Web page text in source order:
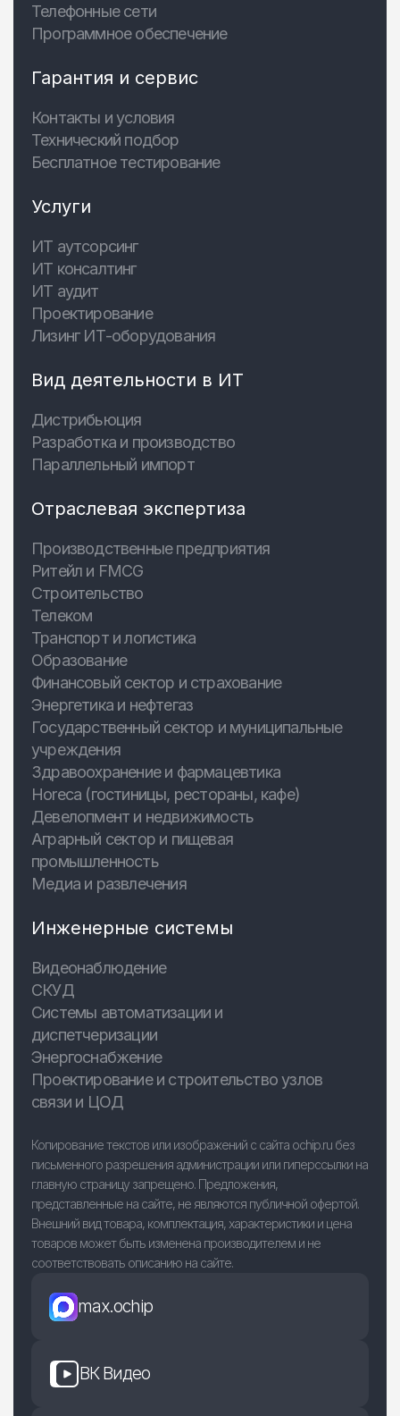
Телефонные сети
Программное обеспечение
Гарантия и сервис
Контакты и условия
Технический подбор
Бесплатное тестирование
Услуги
ИТ аутсорсинг
ИТ консалтинг
ИТ аудит
Проектирование
Лизинг ИТ-оборудования
Вид деятельности в ИТ
Дистрибьюция
Разработка и производство
Параллельный импорт
Отраслевая экспертиза
Производственные предприятия
Ритейл и FMCG
Строительство
Телеком
Транспорт и логистика
Образование
Финансовый сектор и страхование
Энергетика и нефтегаз
Государственный сектор и муниципальные
учреждения
Здравоохранение и фармацевтика
Horeca (гостиницы, рестораны, кафе)
Девелопмент и недвижимость
Аграрный сектор и пищевая
промышленность
Медиа и развлечения
Инженерные системы
Видеонаблюдение
СКУД
Системы автоматизации и
диспетчеризации
Энергоснабжение
Проектирование и строительство узлов
связи и ЦОД
Копирование текстов или изображений с сайта ochip.ru без
письменного разрешения администрации или гиперссылки на
главную страницу запрещено. Предложения,
представленные на сайте, не являются публичной офертой.
Внешний вид товара, комплектация, характеристики и цена
товаров может быть изменена производителем и не
соответствовать описанию на сайте.
max.ochip
ВК Видео